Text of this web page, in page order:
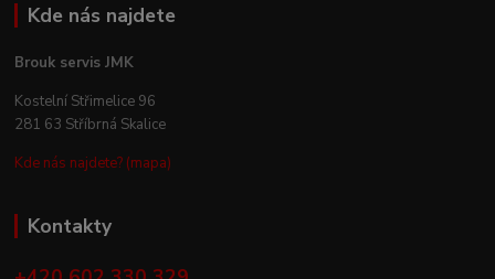
Kde nás najdete
Brouk servis JMK
Kostelní Střimelice 96
281 63 Stříbrná Skalice
Kde nás najdete? (mapa)
Kontakty